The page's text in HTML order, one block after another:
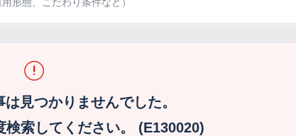
見つかりませんでした。
検索してください。 (E130020)